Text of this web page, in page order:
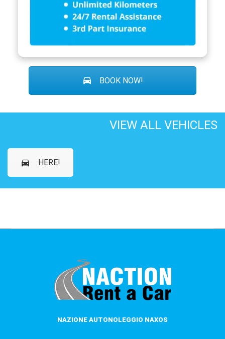
BOOK NOW!
VIEW ALL VEHICLES
HERE!
NAZIONE AUTONOLEGGIO NAXOS